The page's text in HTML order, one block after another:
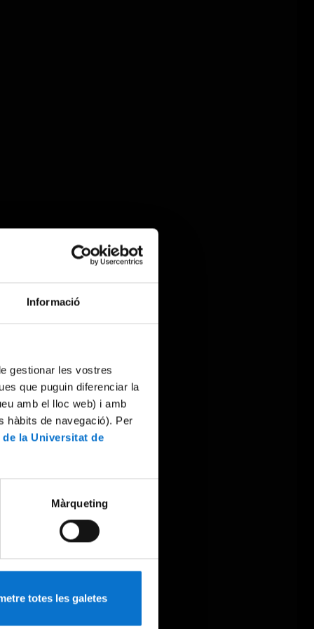
Informació
gestionar les vostres
que puguin diferenciar la
amb el lloc web) i amb
hàbits de navegació). Per
la Universitat de
Màrqueting
totes les galetes